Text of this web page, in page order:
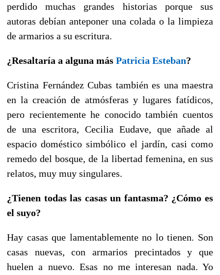
perdido muchas grandes historias porque sus
autoras debían anteponer una colada o la limpieza
de armarios a su escritura.
¿Resaltaría a alguna más Patricia Esteban?
Cristina Fernández Cubas también es una maestra
en la creación de atmósferas y lugares fatídicos,
pero recientemente he conocido también cuentos
de una escritora, Cecilia Eudave, que añade al
espacio doméstico simbólico el jardín, casi como
remedo del bosque, de la libertad femenina, en sus
relatos, muy muy singulares.
¿Tienen todas las casas un fantasma? ¿Cómo es
el suyo?
Hay casas que lamentablemente no lo tienen. Son
casas nuevas, con armarios precintados y que
huelen a nuevo. Esas no me interesan nada. Yo